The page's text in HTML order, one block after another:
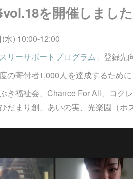
を開催しました
水) 10:00-12:00
リーサポートプログラム」 登録先
の寄付者1,000人を達成するため
き福祉会、Chance For All、コク
だまり創、あいの実、光楽園（ホ